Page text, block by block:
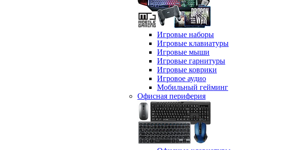
Игровые наборы
Игровые клавиатуры
Игровые мыши
Игровые гарнитуры
Игровые коврики
Игровое аудио
Мобильный гейминг
Офисная периферия